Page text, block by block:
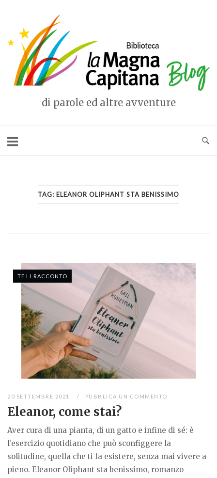
contenuto
di parole ed altre avventure
TAG: ELEANOR OLIPHANT STA BENISSIMO
TE LI RACCONTO
20 SETTEMBRE 2021 PUBBLICA UN COMMENTO
Eleanor, come stai?
Aver cura di una pianta, di un gatto e infine di sé: è
l’esercizio quotidiano che può sconfiggere la
solitudine, quella che ti fa esistere, senza mai vivere a
pieno. Eleanor Oliphant sta benissimo, romanzo